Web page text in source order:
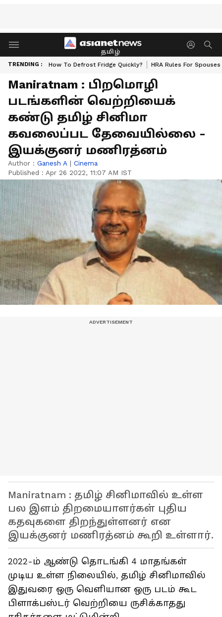
தமிழ்
TRENDING : How To Defrost Fridge Quickly? HRA Rules For Spouses
Maniratnam : பிறமொழி
படங்களின் வெற்றியைக்
கண்டு தமிழ் சினிமா
கவலைப்பட தேவையில்லை -
இயக்குனர் மணிரத்னம்
Author : Ganesh A | Cinema
Published : Apr 26 2022, 11:07 AM IST
Maniratnam : தமிழ் சினிமாவில் உள்ள
பல இளம் திறமையாளர்கள் புதிய
கதவுகளை திறந்துள்ளனர் என
இயக்குனர் மணிரத்னம் கூறி உள்ளார்.
2022-ம் ஆண்டு தொடங்கி 4 மாதங்கள்
முடிய உள்ள நிலையில், தமிழ் சினிமாவில்
இதுவரை ஒரு வெளியான ஒரு படம் கூட
பிளாக்பஸ்டர் வெற்றியை ருசிக்காதது